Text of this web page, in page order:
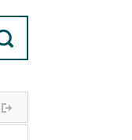
약조회
입신청
재
평